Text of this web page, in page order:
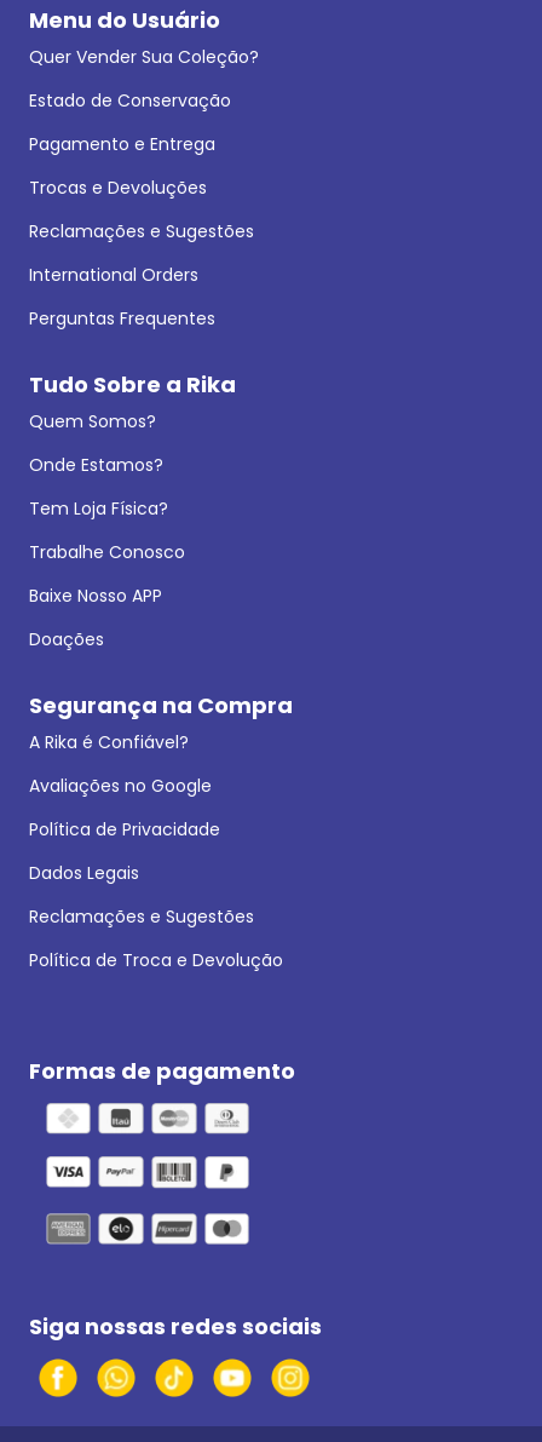
Menu do Usuário
Quer Vender Sua Coleção?
Estado de Conservação
Pagamento e Entrega
Trocas e Devoluções
Reclamações e Sugestões
International Orders
Perguntas Frequentes
Tudo Sobre a Rika
Quem Somos?
Onde Estamos?
Tem Loja Física?
Trabalhe Conosco
Baixe Nosso APP
Doações
Segurança na Compra
A Rika é Confiável?
Avaliações no Google
Política de Privacidade
Dados Legais
Reclamações e Sugestões
Política de Troca e Devolução
Formas de pagamento
Siga nossas redes sociais